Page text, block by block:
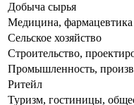
Добыча сырья
Медицина, фармацевтика
Сельское хозяйство
Строительство,
Промышленность,
Ритейл
Туризм, гостиницы,